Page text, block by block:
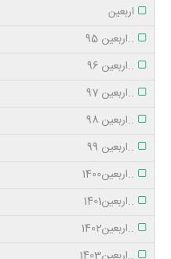
اربعین
..اربعین 95
..اربعین 96
..اربعین 97
..اربعین 98
..اربعین 99
..اربعین1400
..اربعین1401
..اربعین1402